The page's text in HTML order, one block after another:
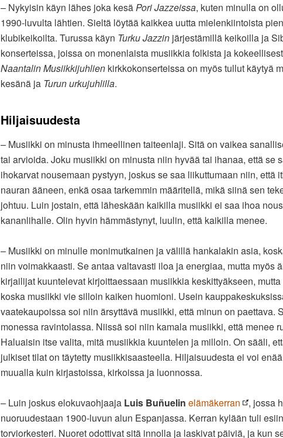
– Nykyisin käyn lähes joka kesäPori Jazzeissa, kuten minulla on
1990-luvulta lähtien. Sieltä löytää kaikkea uutta mielenkiintoista
klubikeikoilta. Turussa käyn Turku Jazzin järjestämillä keikoilla ja
konserteissa, joissa on monenlaista musiikkia folkista ja
Naantalin Musiikkijuhlien kirkkokonserteissa on myös tullut käytyä
kesänä ja Turun urkujuhlilla.
Hiljaisuudesta
– Musiikki on minusta ihmeellinen taiteenlaji. Sitä on vaikea
tai arvioida. Joku musiikki on minusta niin hyvää tai ihanaa, että se
ihokarvat nousemaan pystyyn, joskus se saa liikuttumaan niin, että
nauran ääneen, enkä osaa tarkemmin määritellä, mikä siinä sen
johtuu. Luin jostain, että läheskään kaikilla musiikki ei saa ihoa
kananlihalle. Olin hyvin hämmästynyt, luulin, että kaikilla menee.
– Musiikki on minulle monimutkainen ja välillä hankalakin asia,
niin voimakkaasti. Se antaa valtavasti iloa ja energiaa, mutta myös
kirjailijat kuuntelevat kirjoittaessaan musiikkia keskittyäkseen,
koska musiikki vie silloin kaiken huomioni. Usein
vaatekaupoissa soi niin ärsyttävä musiikki, että minun on paettava.
monessa ravintolassa. Niissä soi niin kamala musiikki, että menee
Haluaisin itse valita, mitä musiikkia kuuntelen ja milloin. On sääli,
julkiset tilat on täytetty musiikkisaasteella. Hiljaisuudesta ei voi
muualla kuin kirjastoissa, kirkoissa ja luonnossa.
– Luin joskus elokuvaohjaaja Luis Buñuelin elämäkerran
, jossa
nuoruudestaan 1900-luvun alun Espanjassa. Kerran kylään tuli
torviorkesteri. Nuoret odottivat sitä innolla ja laskivat päiviä, ja kun